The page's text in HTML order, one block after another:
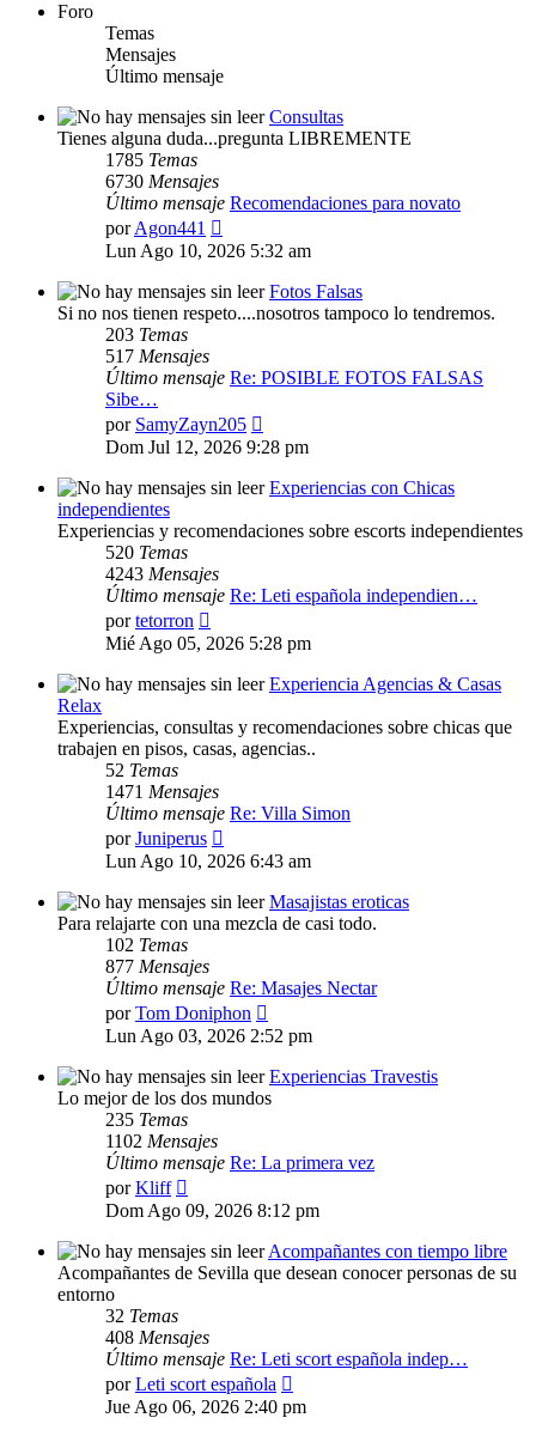
Foro
Temas
Mensajes
Último mensaje
Consultas
Tienes alguna duda...pregunta LIBREMENTE
1785 Temas
6730 Mensajes
Último mensaje Recomendaciones para novato
porAgon441
último
Lun Ago 10, 2026 5:32 am
Fotos Falsas
Si no nos tienen respeto....nosotros tampoco lo tendremos.
203 Temas
517 Mensajes
Último mensaje Re: POSIBLE FOTOS FALSAS
Sibe…
por SamyZayn205
último
mensaje
Dom Jul 12, 2026 9:28 pm
Experiencias con Chicas
independientes
Experiencias y recomendaciones sobre escorts independientes
520 Temas
4243 Mensajes
Último mensaje Re: Leti española independien…
portetorron
último
Mié Ago 05, 2026 5:28 pm
Experiencia Agencias & Casas
Relax
Experiencias, consultas y recomendaciones sobre chicas que
trabajen en pisos, casas, agencias..
52 Temas
1471 Mensajes
Último mensaje Re: Villa Simon
porJuniperus
último
Lun Ago 10, 2026 6:43 am
Masajistas eroticas
Para relajarte con una mezcla de casi todo.
102 Temas
877 Mensajes
Último mensaje Re: Masajes Nectar
porTom Doniphon
último
mensaje
Lun Ago 03, 2026 2:52 pm
Experiencias Travestis
Lo mejor de los dos mundos
235 Temas
1102 Mensajes
Último mensaje Re: La primera vez
porKliff
último
mensaje
Dom Ago 09, 2026 8:12 pm
Acompañantes con tiempo libre
Acompañantes de Sevilla que desean conocer personas de su
entorno
32 Temas
408 Mensajes
Último mensaje Re: Leti scort española indep…
porLeti scort española
último
Jue Ago 06, 2026 2:40 pm